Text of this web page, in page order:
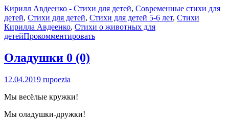
Кирилл Авдеенко - Стихи для детей, Современные стихи для
детей, Стихи для детей, Стихи для детей 5-6 лет, Стихи
Кирилла Авдеенко, Стихи о животных для
детейПрокомментировать
Оладушки 0 (0)
12.04.2019 rupoezia
Мы весёлые кружки!
Мы оладушки-дружки!